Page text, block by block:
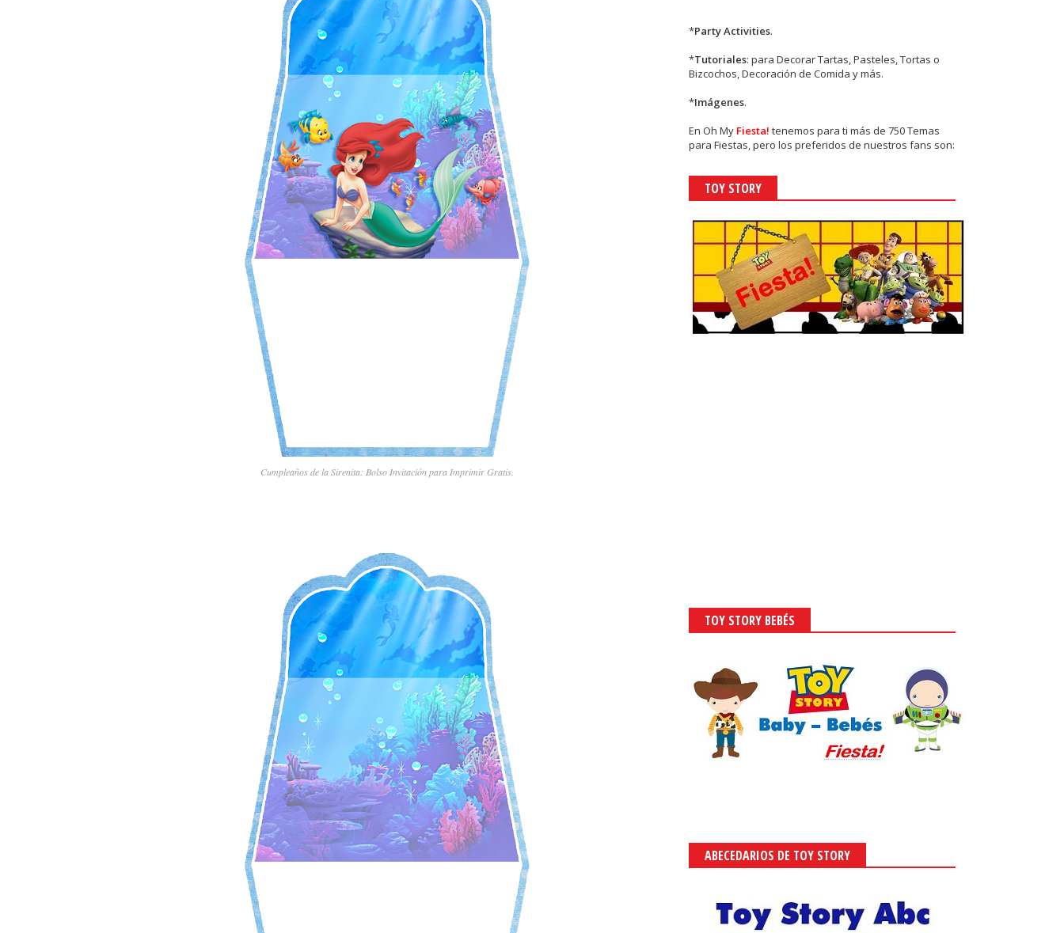
Cumpleaños de la Sirenita: Bolso Invitación para Imprimir Gratis.
*Party Activities.
*Tutoriales: para Decorar Tartas, Pasteles, Tortas o
Bizcochos, Decoración de Comida y más.
*Imágenes.
EnOh My Fiesta! tenemos para ti más de 750 Temas
para Fiestas, pero los preferidos de nuestros fans son:
TOY STORY
TOY STORY BEBÉS
ABECEDARIOS DE TOY STORY